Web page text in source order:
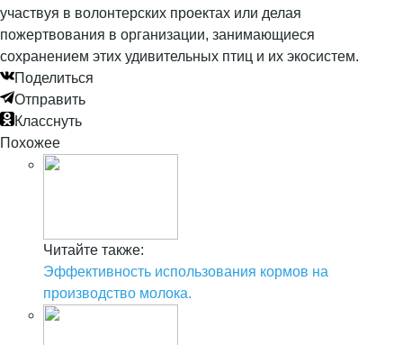
участвуя в волонтерских проектах или делая
пожертвования в организации, занимающиеся
сохранением этих удивительных птиц и их экосистем.
Поделиться
Отправить
Класснуть
Похожее
Читайте также:
Эффективность использования кормов на
производство молока.